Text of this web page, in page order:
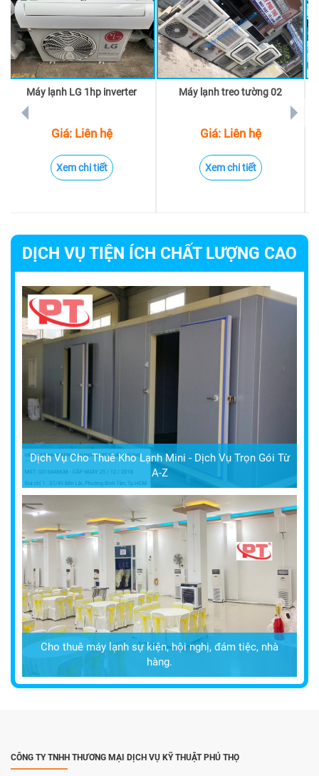
Máy lạnh LG 1hp inverter
Giá: Liên hệ
Xem chi tiết
Máy lạnh treo tường 02
Giá: Liên hệ
Xem chi tiết
prev next
DỊCH VỤ TIỆN ÍCH CHẤT LƯỢNG CAO
Dịch Vụ Cho Thuê Kho Lạnh Mini - Dịch Vụ Trọn Gói Từ
A-Z
Cho thuê máy lạnh sự kiện, hội nghị, đám tiệc, nhà
hàng.
CÔNG TY TNHH THƯƠNG MẠI DỊCH VỤ KỸ THUẬT PHÚ THỌ